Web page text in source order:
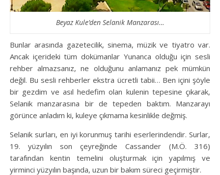
Beyaz Kule’den Selanik Manzarası…
Bunlar arasında gazetecilik, sinema, müzik ve tiyatro var.
Ancak içerideki tüm dokümanlar Yunanca olduğu için sesli
rehber almazsanız, ne olduğunu anlamanız pek mümkün
değil. Bu sesli rehberler ekstra ücretli tabii… Ben içini şöyle
bir gezdim ve asıl hedefim olan kulenin tepesine çıkarak,
Selanik manzarasına bir de tepeden baktım. Manzarayı
görünce anladım ki, kuleye çıkmama kesinlikle değmiş.
Selanik surları, en iyi korunmuş tarihi eserlerindendir. Surlar,
19. yüzyılın son çeyreğinde Cassander (M.Ö. 316)
tarafından kentin temelini oluşturmak için yapılmış ve
yirminci yüzyılın başında, uzun bir bakım süreci geçirmiştir.